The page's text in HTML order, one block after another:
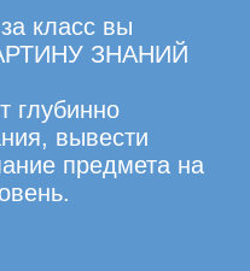
класс вы
ЗНАНИЙ
глубинно
вывести
предмета на